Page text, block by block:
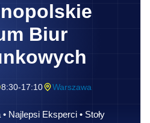
Biur
8:30-17:10 Warszawa
Najlepsi Eksperci • Stoły